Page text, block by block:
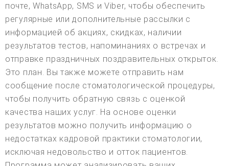
почте, WhatsApp, SMS и Viber, чтобы обеспечить
регулярные или дополнительные рассылки с
информацией об акциях, скидках, наличии
результатов тестов, напоминаниях о встречах и
отправке праздничных поздравительных открыток.
Это план. Вы также можете отправить нам
сообщение после стоматологической процедуры,
чтобы получить обратную связь с оценкой
качества наших услуг. На основе оценки
результатов можно получить информацию о
недостатках кадровой практики стоматологии,
исключая недовольство и отток пациентов.